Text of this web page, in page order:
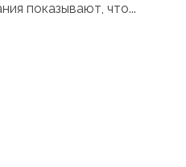
показывают, что...